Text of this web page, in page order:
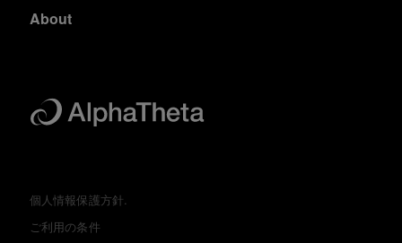
About
個人情報保護方針.
ご利用の条件